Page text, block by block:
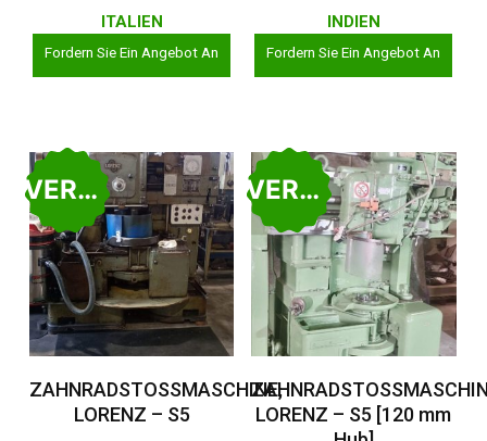
ITALIEN
Fordern Sie Ein Angebot An
INDIEN
Fordern Sie Ein Angebot An
VERKAUFT
Weiterlesen
ZAHNRADSTOSSMASCHINE,
LORENZ – S5
VERKAUFT
Weiterlesen
LORENZ – S5 [120 mm